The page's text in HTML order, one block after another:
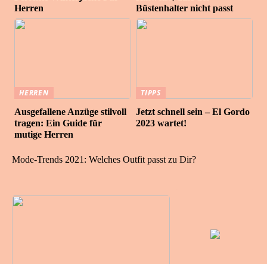
Herren
Büstenhalter nicht passt
HERREN
Ausgefallene Anzüge stilvoll
tragen: Ein Guide für
mutige Herren
TIPPS
Jetzt schnell sein – El Gordo
2023 wartet!
Mode-Trends 2021: Welches Outfit passt zu Dir?